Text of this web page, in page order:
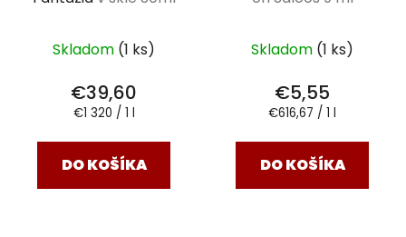
Skladom (1 ks)
€39,60
Jednotková
€1 320 / 1 l
DO KOŠÍKA
Skladom (1 ks)
€5,55
Jednotková
€616,67 / 1 l
DO KOŠÍKA